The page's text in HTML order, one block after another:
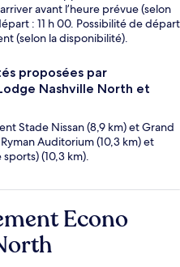
avant l’heure prévue (selon
: 11 h 00. Possibilité de départ
(selon la disponibilité).
proposées par
Nashville North et
Stade Nissan (8,9 km) et Grand
Auditorium (10,3 km) et
(10,3 km).
Econo